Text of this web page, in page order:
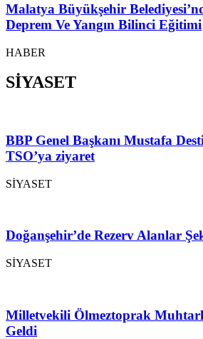
Malatya Büyükşehir
Deprem Ve Yangın Bilinci Eğitimi
HABER
SİYASET
BBP Genel Başkanı Mustafa
TSO’ya ziyaret
SİYASET
Doğanşehir’de Rezerv Alanlar
SİYASET
Milletvekili Ölmeztoprak
Geldi